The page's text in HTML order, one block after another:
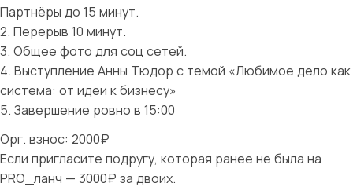
Партнёры до 15 минут.
2. Перерыв 10 минут.
3. Общее фото для соц сетей.
4. Выступление Анны Тюдор с темой «Любимое дело как
система: от идеи к бизнесу»
5. Завершение ровно в 15:00
Орг. взнос: 2000₽
Если пригласите подругу, которая ранее не была на
PRO_ланч — 3000₽ за двоих.